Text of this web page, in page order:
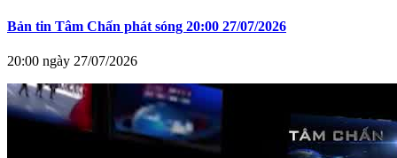
Bản tin Tâm Chấn phát sóng 20:00 27/07/2026
20:00 ngày 27/07/2026